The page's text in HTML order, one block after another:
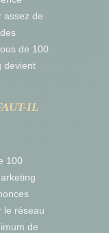
assez de
de 100
devient
IL
100
le réseau
de